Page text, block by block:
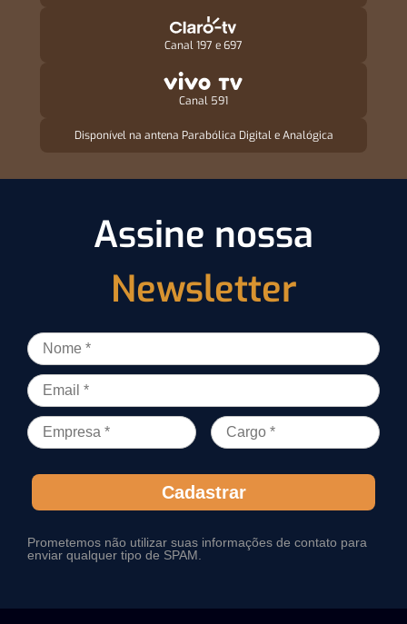
Canal 197 e 697
Canal 591
Disponível na antena Parabólica Digital e Analógica
Assine nossa
Newsletter
Cadastrar
Prometemos não utilizar suas informações de contato para
enviar qualquer tipo de SPAM.